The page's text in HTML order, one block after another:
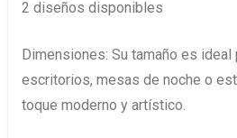
2 diseños disponibles
Dimensiones: Su tamaño es ideal
escritorios, mesas de noche o
toque moderno y artístico.